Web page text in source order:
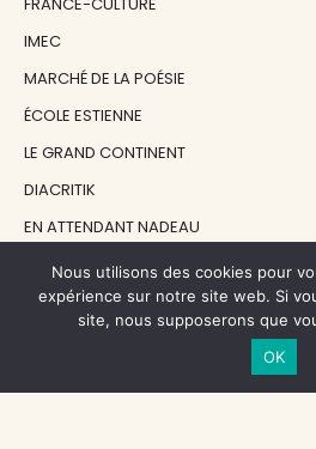
IMEC
MARCHÉ DE LA POÉSIE
ÉCOLE ESTIENNE
LE GRAND CONTINENT
DIACRITIK
EN ATTENDANT NADEAU
NOS SOUTIENS
Nous utilisons des cookies pour
expérience sur notre site web. Si
site, nous supposerons que
OK